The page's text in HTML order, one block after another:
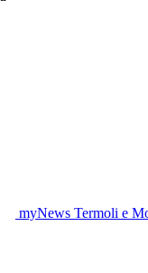
myNews Termoli e